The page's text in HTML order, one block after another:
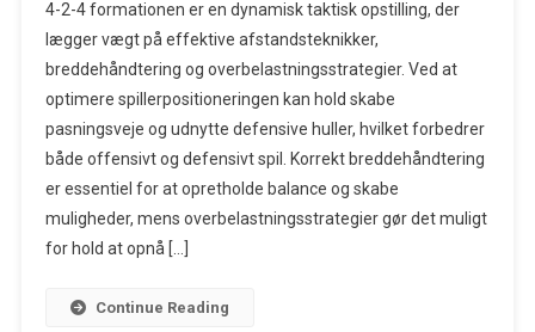
2-
4-2-4 formationen er en dynamisk taktisk opstilling, der
lægger vægt på effektive afstandsteknikker,
breddehåndtering og overbelastningsstrategier. Ved at
optimere spillerpositioneringen kan hold skabe
pasningsveje og udnytte defensive huller, hvilket forbedrer
både offensivt og defensivt spil. Korrekt breddehåndtering
er essentiel for at opretholde balance og skabe
muligheder, mens overbelastningsstrategier gør det muligt
for hold at opnå […]
Continue Reading